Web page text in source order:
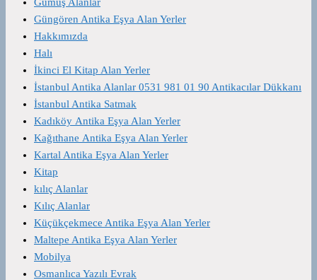
Güngören Antika Eşya Alan Yerler
Hakkımızda
Halı
İkinci El Kitap Alan Yerler
İstanbul Antika Alanlar 0531 981 01 90 Antikacılar Dükkanı
İstanbul Antika Satmak
Kadıköy Antika Eşya Alan Yerler
Kağıthane Antika Eşya Alan Yerler
Kartal Antika Eşya Alan Yerler
Kitap
kılıç Alanlar
Kılıç Alanlar
Küçükçekmece Antika Eşya Alan Yerler
Maltepe Antika Eşya Alan Yerler
Mobilya
Osmanlıca Yazılı Evrak